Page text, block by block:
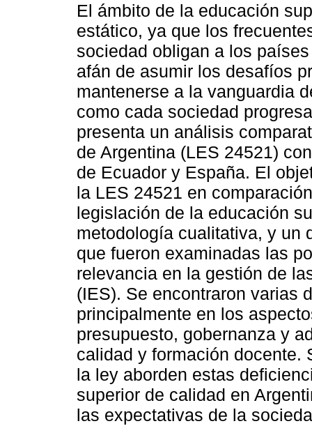
El ámbito de la educación
estático, ya que los
sociedad obligan a los
afán de asumir los desafíos
mantenerse a la vanguardia
como cada sociedad
presenta un análisis
de Argentina (LES 24521)
de Ecuador y España. El
la LES 24521 en
legislación de la educación
metodología cualitativa, y un
que fueron examinadas las
relevancia en la gestión de
(IES). Se encontraron varias
principalmente en los
presupuesto, gobernanza y
calidad y formación docente.
la ley aborden estas
superior de calidad en
las expectativas de la